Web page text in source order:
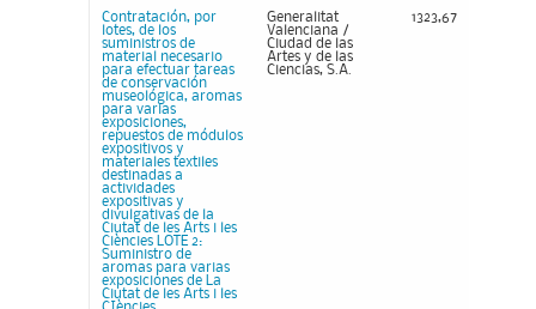
Contratación, por
lotes, de los
suministros de
material necesario
para efectuar tareas
de conservación
museológica, aromas
para varias
exposiciones,
repuestos de módulos
expositivos y
materiales textiles
destinadas a
actividades
expositivas y
divulgativas de la
Ciutat de les Arts i les
Ciències LOTE 2:
Suministro de
aromas para varias
exposiciones de La
Ciutat de les Arts i les
Generalitat
Valenciana /
Ciudad de las
Artes y de las
Ciencias, S.A.
1323,67